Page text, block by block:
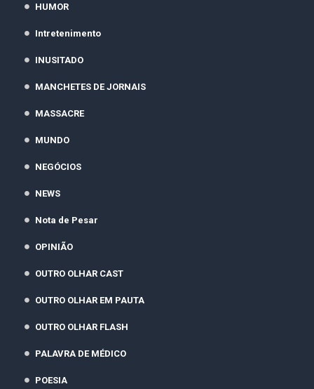
HUMOR
Intretenimento
INUSITADO
MANCHETES DE JORNAIS
MASSACRE
MUNDO
NEGÓCIOS
NEWS
Nota de Pesar
OPINIÃO
OUTRO OLHAR CAST
OUTRO OLHAR EM PAUTA
OUTRO OLHAR FLASH
PALAVRA DE MÉDICO
POESIA